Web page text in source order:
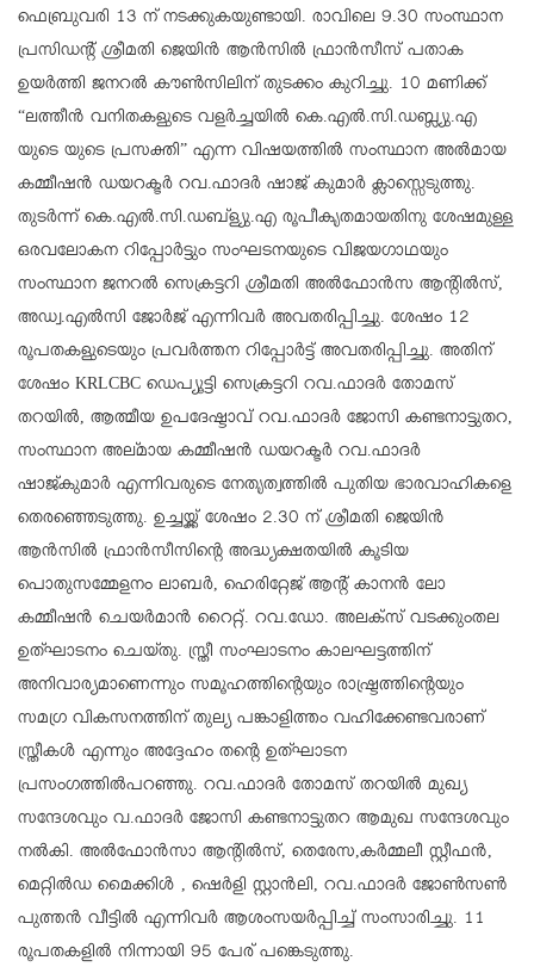
ഫെബ്രുവരി 13 ന് നടക്കുകയുണ്ടായി. രാവിലെ 9.30 സംസ്ഥാന
പ്രസിഡന്റ് ശ്രീമതി ജെയിൻ ആൻസിൽ ഫ്രാൻസീസ് പതാക
ഉയർത്തി ജനറൽ കൗൺസിലിന് തുടക്കം കുറിച്ചു. 10 മണിക്ക്
“ലത്തീൻ വനിതകളുടെ വളർച്ചയിൽ കെ.എൽ.സി.ഡബ്ല്യു.എ
യുടെ യുടെ പ്രസക്തി” എന്ന വിഷയത്തിൽ സംസ്ഥാന അൽമായ
കമ്മീഷൻ ഡയറക്ടർ റവ.ഫാദർ ഷാജ് കുമാർ ക്ലാസ്സെടുത്തു.
തുടർന്ന് കെ.എൽ.സി.ഡബ്ള്യു.എ രൂപീകൃതമായതിനു ശേഷമുള്ള
ഒരവലോകന റിപ്പോർട്ടും സംഘടനയുടെ വിജയഗാഥയും
സംസ്ഥാന ജനറൽ സെക്രട്ടറി ശ്രീമതി അൽഫോൻസ ആന്റിൽസ്,
അഡ്വ.എൽസി ജോർജ് എന്നിവർ അവതരിപ്പിച്ചു. ശേഷം 12
രൂപതകളുടെയും പ്രവർത്തന റിപ്പോർട്ട് അവതരിപ്പിച്ചു. അതിന്
ശേഷം KRLCBC ഡെപ്യൂട്ടി സെക്രട്ടറി റവ.ഫാദർ തോമസ്
തറയിൽ, ആത്മീയ ഉപദേഷ്ടാവ് റവ.ഫാദർ ജോസി കണ്ടനാട്ടുതറ,
സംസ്ഥാന അല്മായ കമ്മീഷൻ ഡയറക്ടർ റവ.ഫാദർ
ഷാജ്കുമാർ എന്നിവരുടെ നേതൃത്വത്തിൽ പുതിയ ഭാരവാഹികളെ
തെരഞ്ഞെടുത്തു. ഉച്ചയ്ക്ക് ശേഷം 2.30 ന് ശ്രീമതി ജെയിൻ
ആൻസിൽ ഫ്രാൻസീസിന്റെ അദ്ധ്യക്ഷതയിൽ കൂടിയ
പൊതുസമ്മേളനം ലാബർ, ഹെരിറ്റേജ് ആന്റ് കാനൻ ലോ
കമ്മീഷൻ ചെയർമാൻ റൈറ്റ്. റവ.ഡോ. അലക്സ് വടക്കുംതല
ഉത്ഘാടനം ചെയ്തു. സ്ത്രീ സംഘാടനം കാലഘട്ടത്തിന്
അനിവാര്യമാണെന്നും സമൂഹത്തിന്റെയും രാഷ്ട്രത്തിന്റെയും
സമഗ്ര വികസനത്തിന് തുല്യ പങ്കാളിത്തം വഹിക്കേണ്ടവരാണ്
സ്ത്രീകൾ എന്നും അദ്ദേഹം തന്റെ ഉത്ഘാടന
പ്രസംഗത്തിൽപറഞ്ഞു. റവ.ഫാദർ തോമസ് തറയിൽ മുഖ്യ
സന്ദേശവും വ.ഫാദർ ജോസി കണ്ടനാട്ടുതറ ആമുഖ സന്ദേശവും
നൽകി. അൽഫോൻസാ ആന്റിൽസ്, തെരേസ,കർമ്മലീ സ്റ്റീഫൻ,
മെറ്റിൽഡ മൈക്കിൾ , ഷെർളി സ്റ്റാൻലി, റവ.ഫാദർ ജോൺസൺ
പുത്തൻ വീട്ടിൽ എന്നിവർ ആശംസയർപ്പിച്ച് സംസാരിച്ചു. 11
രൂപതകളിൽ നിന്നായി 95 പേര് പങ്കെടുത്തു.